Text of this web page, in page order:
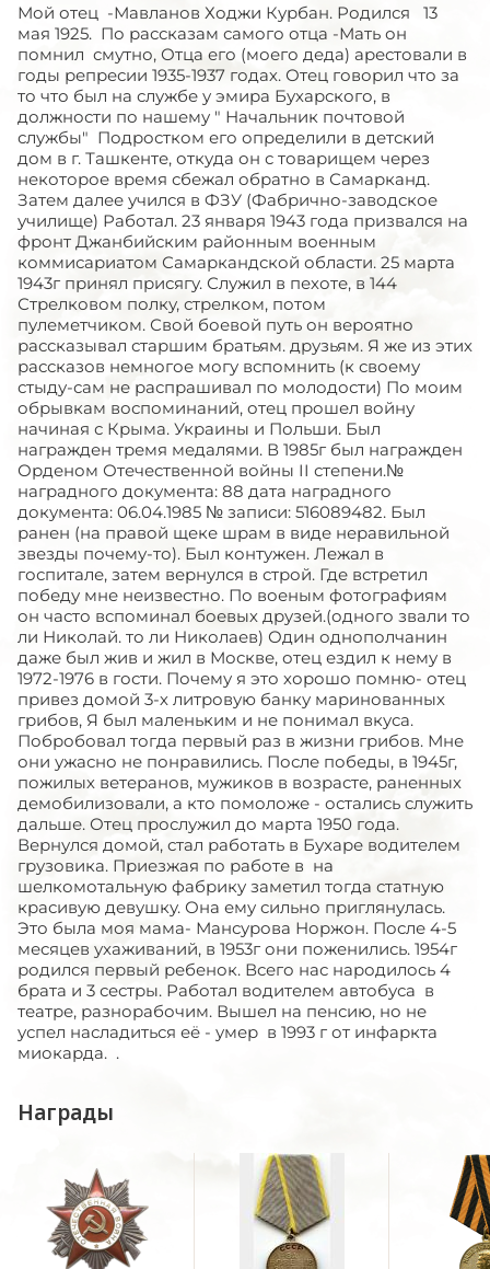
Мой отец -Мавланов Ходжи Курбан. Родился 13
мая 1925. По рассказам самого отца -Мать он
помнил смутно, Отца его (моего деда) арестовали в
годы репресии 1935-1937 годах. Отец говорил что за
то что был на службе у эмира Бухарского, в
должности по нашему " Начальник почтовой
службы" Подростком его определили в детский
дом в г. Ташкенте, откуда он с товарищем через
некоторое время сбежал обратно в Самарканд.
Затем далее учился в ФЗУ (Фабрично-заводское
училище) Работал. 23 января 1943 года призвался на
фронт Джанбийским районным военным
коммисариатом Самаркандской области. 25 марта
1943г принял присягу. Служил в пехоте, в 144
Стрелковом полку, стрелком, потом
пулеметчиком. Свой боевой путь он вероятно
рассказывал старшим братьям. друзьям. Я же из этих
рассказов немногое могу вспомнить (к своему
стыду-сам не распрашивал по молодости) По моим
обрывкам воспоминаний, отец прошел войну
начиная с Крыма. Украины и Польши. Был
награжден тремя медалями. В 1985г был награжден
Орденом Отечественной войны II степени.№
наградного документа: 88 дата наградного
документа: 06.04.1985 № записи: 516089482. Был
ранен (на правой щеке шрам в виде неравильной
звезды почему-то). Был контужен. Лежал в
госпитале, затем вернулся в строй. Где встретил
победу мне неизвестно. По военым фотографиям
он часто вспоминал боевых друзей.(одного звали то
ли Николай. то ли Николаев) Один однополчанин
даже был жив и жил в Москве, отец ездил к нему в
1972-1976 в гости. Почему я это хорошо помню- отец
привез домой 3-х литровую банку маринованных
грибов, Я был маленьким и не понимал вкуса.
Побробовал тогда первый раз в жизни грибов. Мне
они ужасно не понравились. После победы, в 1945г,
пожилых ветеранов, мужиков в возрасте, раненных
демобилизовали, а кто помоложе - остались служить
дальше. Отец прослужил до марта 1950 года.
Вернулся домой, стал работать в Бухаре водителем
грузовика. Приезжая по работе в на
шелкомотальную фабрику заметил тогда статную
красивую девушку. Она ему сильно приглянулась.
Это была моя мама- Мансурова Норжон. После 4-5
месяцев ухаживаний, в 1953г они поженились. 1954г
родился первый ребенок. Всего нас народилось 4
брата и 3 сестры. Работал водителем автобуса в
театре, разнорабочим. Вышел на пенсию, но не
успел насладиться её - умер в 1993 г от инфаркта
миокарда. .
Награды